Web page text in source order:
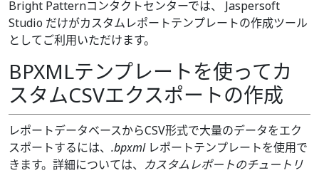
Bright Patternコンタクトセンターでは、 Jaspersoft
Studio だけがカスタムレポートテンプレートの作成ツール
としてご利用いただけます。
BPXMLテンプレートを使ってカ
スタムCSVエクスポートの作成
レポートデータベースからCSV形式で大量のデータをエク
スポートするには、 .bpxmlレポートテンプレートを使用で
きます。詳細については、 カスタムレポートのチュートリ